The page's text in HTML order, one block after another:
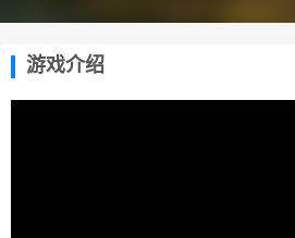
游戏介绍